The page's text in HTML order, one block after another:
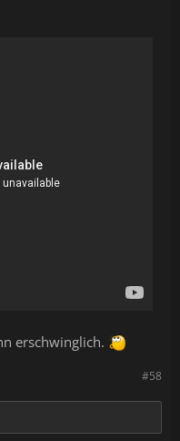
erschwinglich.
#58